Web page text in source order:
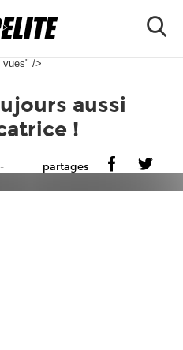
vues" />
aussi
!
partages